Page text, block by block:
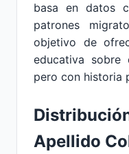
basa en datos
patrones
objetivo de
educativa sobre
pero con historia
Apellido